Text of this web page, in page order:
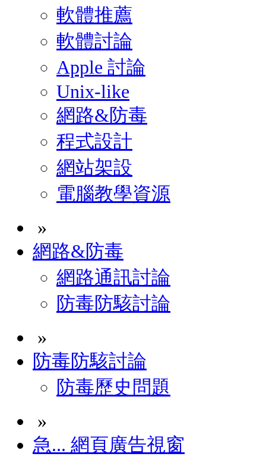
軟體推薦
軟體討論
Apple 討論
Unix-like
網路&防毒
程式設計
網站架設
電腦教學資源
»
網路&防毒
網路通訊討論
防毒防駭討論
»
防毒防駭討論
防毒歷史問題
»
急... 網頁廣告視窗